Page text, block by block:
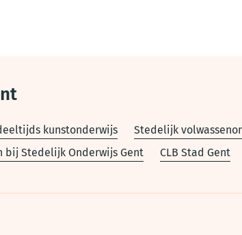
kunstonderwijs Stedelijk
bij Stedelijk Onderwijs Gent CLB Stad Gent